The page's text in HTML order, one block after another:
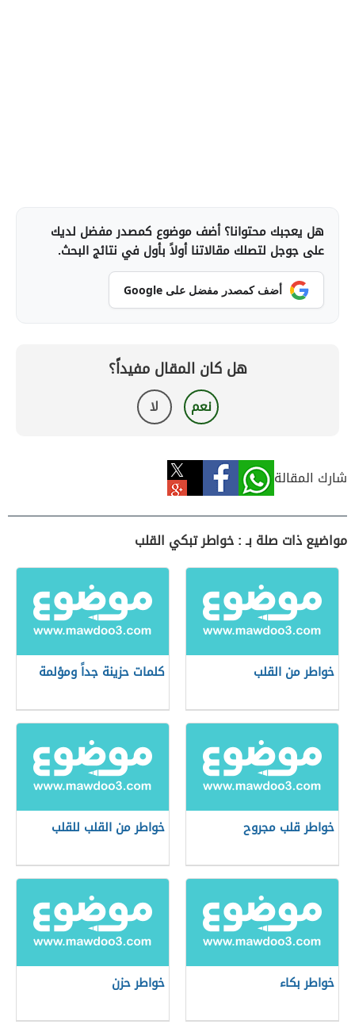
هل يعجبك محتوانا؟ أضف موضوع كمصدر مفضل لديك
على جوجل لتصلك مقالاتنا أولاً بأول في نتائج البحث.
أضف كمصدر مفضل على Google
هل كان المقال مفيداً؟
نعم لا
شارك المقالة
مواضيع ذات صلة بـ : خواطر تبكي القلب
خواطر من القلب كلمات حزينة جداً ومؤلمة
خواطر قلب مجروح خواطر من القلب للقلب
خواطر بكاء خواطر حزن